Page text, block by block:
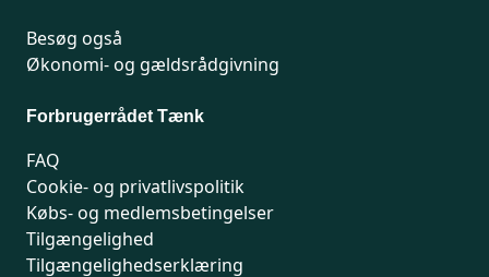
Besøg også
Økonomi- og gældsrådgivning
Forbrugerrådet Tænk
FAQ
Cookie- og privatlivspolitik
Købs- og medlemsbetingelser
Tilgængelighed
Tilgængelighedserklæring